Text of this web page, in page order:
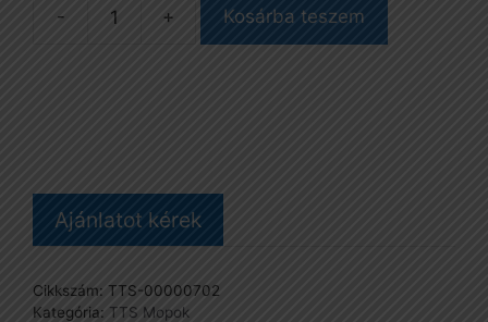
Mop,
mennyiség
Kosárba teszem
Ajánlatot kérek
Cikkszám: TTS-00000702
Kategória: TTS Mopok